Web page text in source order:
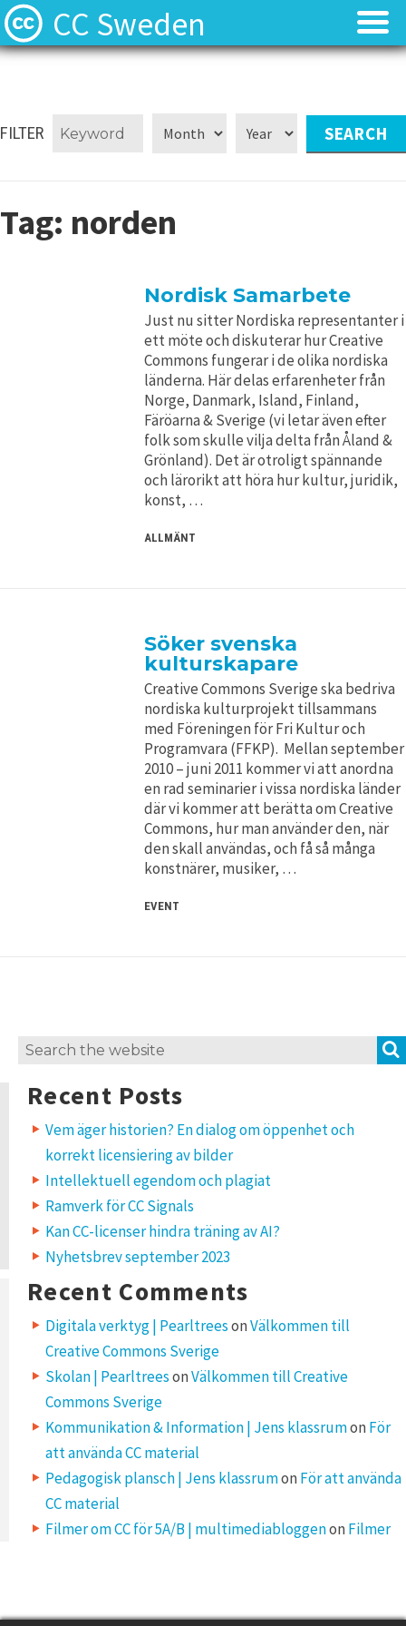
CC Sweden
Nyheter
Nyheter
FILTER
Tag: norden
Nordisk Samarbete
Just nu sitter Nordiska representanter i
ett möte och diskuterar hur Creative
Commons fungerar i de olika nordiska
länderna. Här delas erfarenheter från
Norge, Danmark, Island, Finland,
Färöarna & Sverige (vi letar även efter
folk som skulle vilja delta från Åland &
Grönland). Det är otroligt spännande
och lärorikt att höra hur kultur, juridik,
konst, …
ALLMÄNT
Söker svenska
kulturskapare
Creative Commons Sverige ska bedriva
nordiska kulturprojekt tillsammans
med Föreningen för Fri Kultur och
Programvara (FFKP). Mellan september
2010 – juni 2011 kommer vi att anordna
en rad seminarier i vissa nordiska länder
där vi kommer att berätta om Creative
Commons, hur man använder den, när
den skall användas, och få så många
konstnärer, musiker, …
EVENT
Search
Recent Posts
Vem äger historien? En dialog om öppenhet och
korrekt licensiering av bilder
Intellektuell egendom och plagiat
Ramverk för CC Signals
Kan CC-licenser hindra träning av AI?
Nyhetsbrev september 2023
Recent Comments
Digitala verktyg | PearltreesonVälkommen till
Creative Commons Sverige
Skolan | PearltreesonVälkommen till Creative
Commons Sverige
Kommunikation & Information | Jens klassrumon För
att använda CC material
Pedagogisk plansch | Jens klassrumon För att använda
CC material
Filmer om CC för 5A/B | multimediabloggenon Filmer